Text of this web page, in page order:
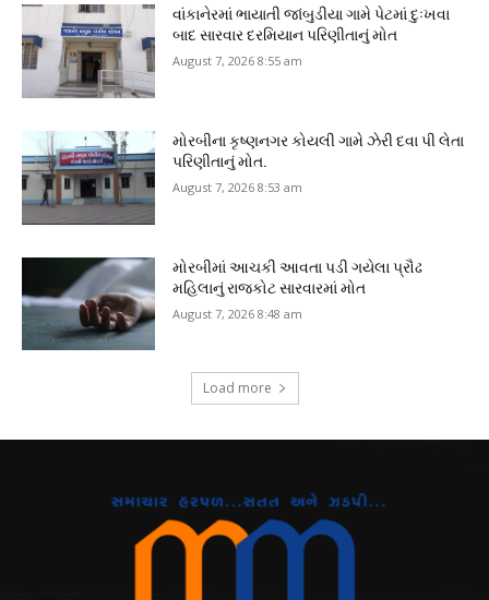
વાંકાનેરમાં ભાયાતી જાંબુડીયા ગામે પેટમાં દુઃખવા
બાદ સારવાર દરમિયાન પરિણીતાનું મોત
August 7, 2026 8:55 am
મોરબીના કૃષ્ણનગર કોયલી ગામે ઝેરી દવા પી લેતા
પરિણીતાનું મોત.
August 7, 2026 8:53 am
મોરબીમાં આચકી આવતા પડી ગયેલા પ્રૌઢ
મહિલાનું રાજકોટ સારવારમાં મોત
August 7, 2026 8:48 am
Load more